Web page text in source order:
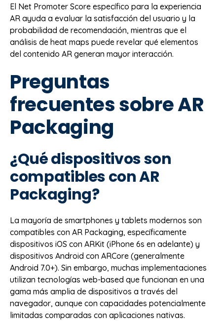
El Net Promoter Score específico para la experiencia
AR ayuda a evaluar la satisfacción del usuario y la
probabilidad de recomendación, mientras que el
análisis de heat maps puede revelar qué elementos
del contenido AR generan mayor interacción.
Preguntas
frecuentes sobre AR
Packaging
¿Qué dispositivos son
compatibles con AR
Packaging?
La mayoría de smartphones y tablets modernos son
compatibles con AR Packaging, específicamente
dispositivos iOS con ARKit (iPhone 6s en adelante) y
dispositivos Android con ARCore (generalmente
Android 7.0+). Sin embargo, muchas implementaciones
utilizan tecnologías web-based que funcionan en una
gama más amplia de dispositivos a través del
navegador, aunque con capacidades potencialmente
limitadas comparadas con aplicaciones nativas.